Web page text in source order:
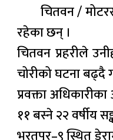
चितवन /
रहेका छन् ।
चितवन प्रहरीले
चोरीको घटना बढ्दै
प्रवक्ता
११ बस्ने २२ वर्षीय